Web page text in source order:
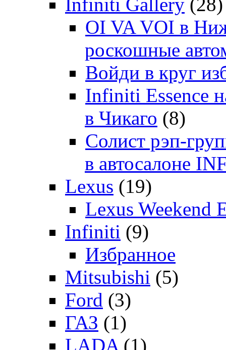
OI VA VOI в
роскошные
Войди в круг
Infiniti Essence
в Чикаго (8)
Солист рэп-
в автосалоне
Lexus (19)
Lexus Weekend
Infiniti (9)
Избранное
Mitsubishi (5)
Ford (3)
ГАЗ (1)
LADA (1)